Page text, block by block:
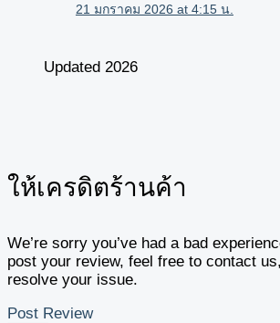
21 มกราคม 2026 at 4:15 น.
Updated 2026
ให้เครดิตร้านค้า
We’re sorry you’ve had a bad
post your review, feel free to contact
resolve your issue.
Post Review